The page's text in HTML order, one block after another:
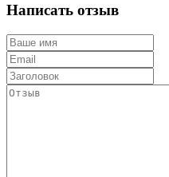
Написать отзыв